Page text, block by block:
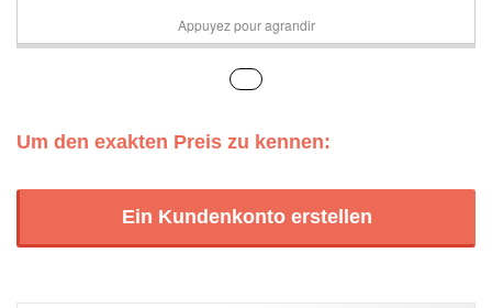
Appuyez pour agrandir
Um den exakten Preis zu kennen:
Ein Kundenkonto erstellen